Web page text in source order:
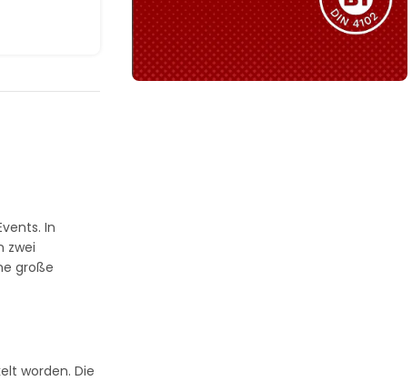
In
zwei
große
worden. Die